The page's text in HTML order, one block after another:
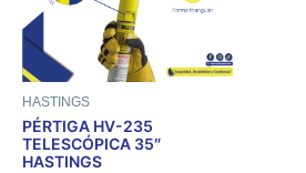
HASTINGS
PÉRTIGA HV-235
TELESCÓPICA 35″
HASTINGS